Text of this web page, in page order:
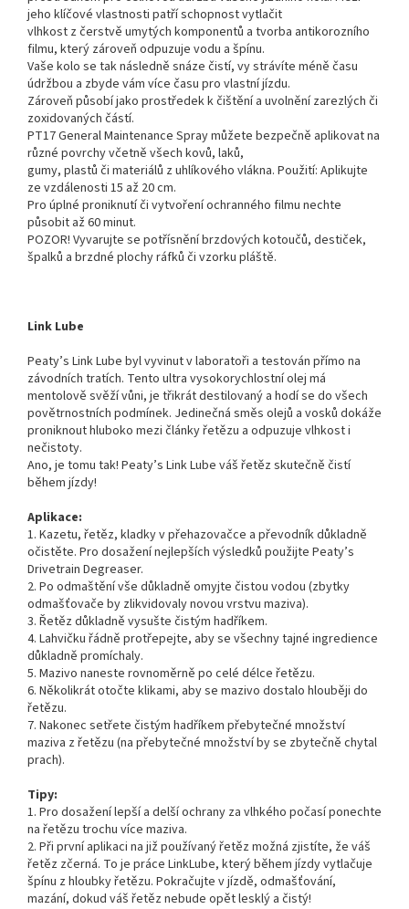
jeho klíčové vlastnosti patří schopnost vytlačit
vlhkost z čerstvě umytých komponentů a tvorba antikorozního
filmu, který zároveň odpuzuje vodu a špínu.
Vaše kolo se tak následně snáze čistí, vy strávíte méně času
údržbou a zbyde vám více času pro vlastní jízdu.
Zároveň působí jako prostředek k čištění a uvolnění zarezlých či
zoxidovaných částí.
PT17 General Maintenance Spray můžete bezpečně aplikovat na
různé povrchy včetně všech kovů, laků,
gumy, plastů či materiálů z uhlíkového vlákna. Použití: Aplikujte
ze vzdálenosti 15 až 20 cm.
Pro úplné proniknutí či vytvoření ochranného filmu nechte
působit až 60 minut.
POZOR! Vyvarujte se potřísnění brzdových kotoučů, destiček,
špalků a brzdné plochy ráfků či vzorku pláště.
Link Lube
Peaty’s Link Lube byl vyvinut v laboratoři a testován přímo na
závodních tratích. Tento ultra vysokorychlostní olej má
mentolově svěží vůni, je třikrát destilovaný a hodí se do všech
povětrnostních podmínek. Jedinečná směs olejů a vosků dokáže
proniknout hluboko mezi články řetězu a odpuzuje vlhkost i
nečistoty.
Ano, je tomu tak! Peaty’s Link Lube váš řetěz skutečně čistí
během jízdy!
Aplikace:
1. Kazetu, řetěz, kladky v přehazovačce a převodník důkladně
očistěte. Pro dosažení nejlepších výsledků použijte Peaty’s
Drivetrain Degreaser.
2. Po odmaštění vše důkladně omyjte čistou vodou (zbytky
odmašťovače by zlikvidovaly novou vrstvu maziva).
3. Řetěz důkladně vysušte čistým hadříkem.
4. Lahvičku řádně protřepejte, aby se všechny tajné ingredience
důkladně promíchaly.
5. Mazivo naneste rovnoměrně po celé délce řetězu.
6. Několikrát otočte klikami, aby se mazivo dostalo hlouběji do
řetězu.
7. Nakonec setřete čistým hadříkem přebytečné množství
maziva z řetězu (na přebytečné množství by se zbytečně chytal
prach).
Tipy:
1. Pro dosažení lepší a delší ochrany za vlhkého počasí ponechte
na řetězu trochu více maziva.
2. Při první aplikaci na již používaný řetěz možná zjistíte, že váš
řetěz zčerná. To je práce LinkLube, který během jízdy vytlačuje
špínu z hloubky řetězu. Pokračujte v jízdě, odmašťování,
mazání, dokud váš řetěz nebude opět lesklý a čistý!